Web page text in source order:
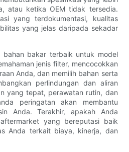
atau ketika OEM tidak tersedia.
yang terdokumentasi, kualitas
yang jelas daripada sekadar
bahan bakar terbaik untuk model
jenis filter, mencocokkan
Anda, dan memilih bahan serta
perlindungan dan aliran
yang tepat, perawatan rutin, dan
peringatan akan membantu
Anda. Terakhir, apakah Anda
yang bereputasi baik
Anda terkait biaya, kinerja, dan